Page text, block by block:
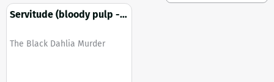
Servitude (bloody pulp -
vinyl)
Merk:
The Black Dahlia Murder